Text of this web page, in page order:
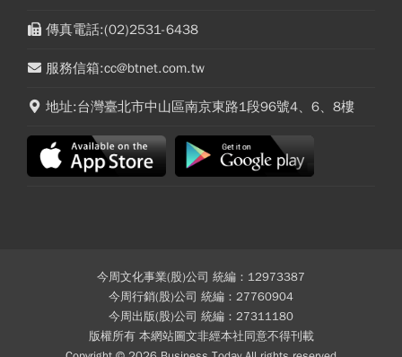
傳真電話:(02)2531-6438
服務信箱:cc@btnet.com.tw
地址:台灣臺北市中山區南京東路1段96號4、6、8樓
今周文化事業(股)公司 統編：12973387
今周行銷(股)公司 統編：27760904
今周出版(股)公司 統編：27311180
版權所有 本網站圖文非經本社同意不得刊載